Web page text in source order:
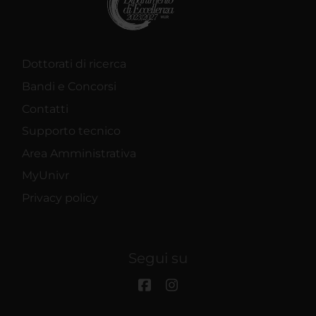
Dottorati di ricerca
Bandi e Concorsi
Contatti
Supporto tecnico
Area Amministrativa
MyUnivr
Privacy policy
Segui su